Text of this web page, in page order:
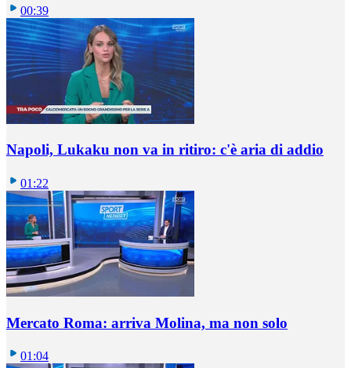
00:39
Napoli, Lukaku non va in ritiro: c'è aria di addio
01:22
Mercato Roma: arriva Molina, ma non solo
01:04